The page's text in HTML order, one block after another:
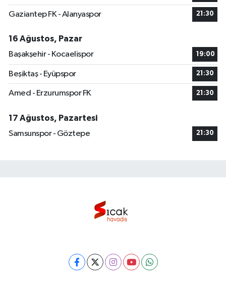
Gaziantep FK - Alanyaspor 21:30
16 Ağustos, Pazar
Başakşehir - Kocaelispor
19:00
Beşiktaş - Eyüpspor 21:30
Amed - Erzurumspor FK 21:30
17 Ağustos, Pazartesi
Samsunspor - Göztepe
21:30